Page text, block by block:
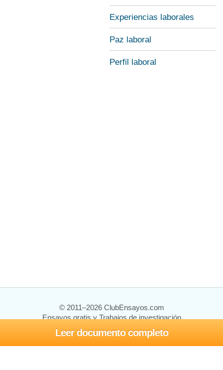
Leer documento completo
Experiencias laborales
Paz laboral
Perfil laboral
© 2011–2026 ClubEnsayos.com
Ensayos gratis y Trabajos de investigación